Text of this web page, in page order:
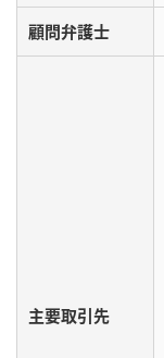
顧問弁護士
主要取引先